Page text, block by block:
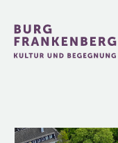
Zum
Inhalt
springen
Start